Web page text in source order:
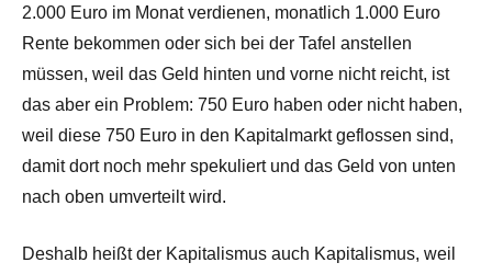
2.000 Euro im Monat verdienen, monatlich 1.000 Euro
Rente bekommen oder sich bei der Tafel anstellen
müssen, weil das Geld hinten und vorne nicht reicht, ist
das aber ein Problem: 750 Euro haben oder nicht haben,
weil diese 750 Euro in den Kapitalmarkt geflossen sind,
damit dort noch mehr spekuliert und das Geld von unten
nach oben umverteilt wird.
Deshalb heißt der Kapitalismus auch Kapitalismus, weil